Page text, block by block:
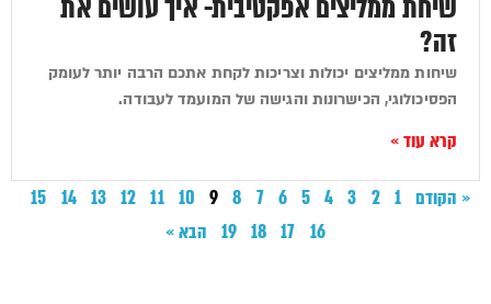
שיחת ממליצים אפקטיבית- איך עושים את
זה?
שיחות ממליצים יכולות וצריכות לקחת אתכם הרבה יותר לעומק
הפסיכולוגי, הכישרונות והגישה של המועמד לעבודה.
קרא עוד »
« הקודם 1
2
3
4
5
6
7
8
9
10
11
12
13
14
15
16
17
18
19 הבא »